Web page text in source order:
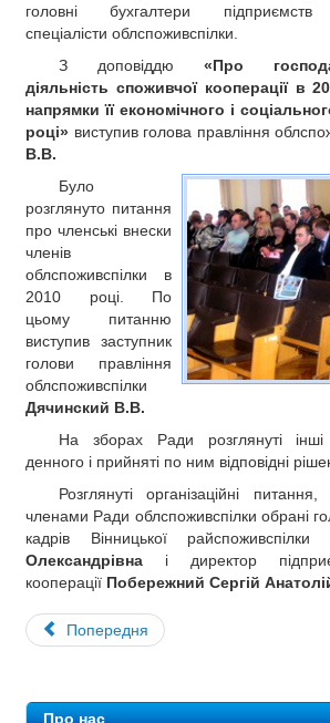
головні бухгалтери підприємств
спеціалісти облспоживспілки.
З доповіддю «Про
діяльність споживчої кооперації в
напрямки її економічного і
році» виступив голова правління
В.В.
Було
розглянуто питання
про членські внески
членів
облспоживспілки в
2010 році. По
цьому питанню
виступив заступник
голови правління
облспоживспілки
Дячинский В.В.
На зборах Ради розглянуті
денного і прийняті по ним відповідні
Розглянуті організаційні
членами Ради облспоживспілки обрані
кадрів Вінницької райспоживспілки
Олександрівна і директор
кооперації Побережний Сергій
Попередня
Про нас